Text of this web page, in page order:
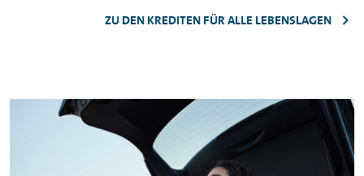
ZU DEN KREDITEN FÜR ALLE LEBENSLAGEN